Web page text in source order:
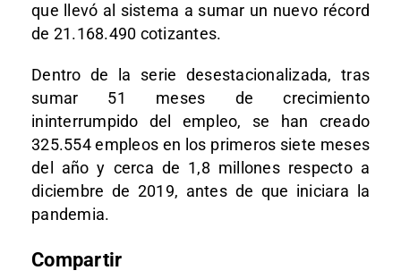
que llevó al sistema a sumar un nuevo récord
de 21.168.490 cotizantes.
Dentro de la serie desestacionalizada, tras
sumar 51 meses de crecimiento
ininterrumpido del empleo, se han creado
325.554 empleos en los primeros siete meses
del año y cerca de 1,8 millones respecto a
diciembre de 2019, antes de que iniciara la
pandemia.
Compartir